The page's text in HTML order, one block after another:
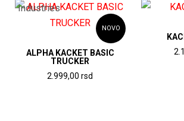
NOVO
ALPHA KACKET BASIC
TRUCKER
2.999,00rsd